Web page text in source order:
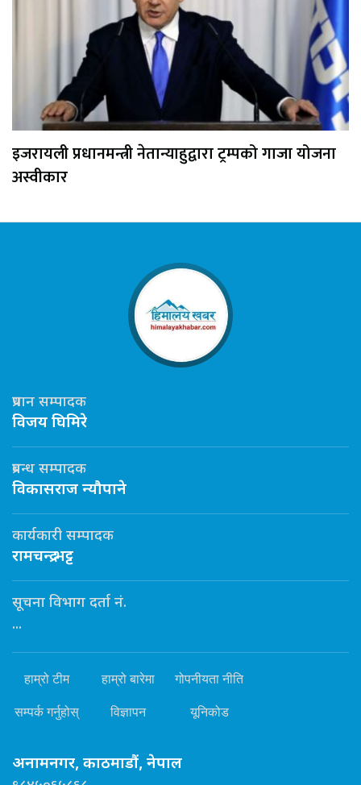
इजरायली प्रधानमन्त्री नेतान्याहुद्वारा ट्रम्पको गाजा योजना
अस्वीकार
प्रधान सम्पादक
विजय घिमिरे
प्रबन्ध सम्पादक
विकासराज न्यौपाने
कार्यकारी सम्पादक
रामचन्द्र भट्ट
सूचना विभाग दर्ता नं.
...
हाम्रो टीम हाम्रो बारेमा गोपनीयता नीति
सम्पर्क गर्नुहोस् विज्ञापन यूनिकोड
अनामनगर, काठमाडौं, नेपाल